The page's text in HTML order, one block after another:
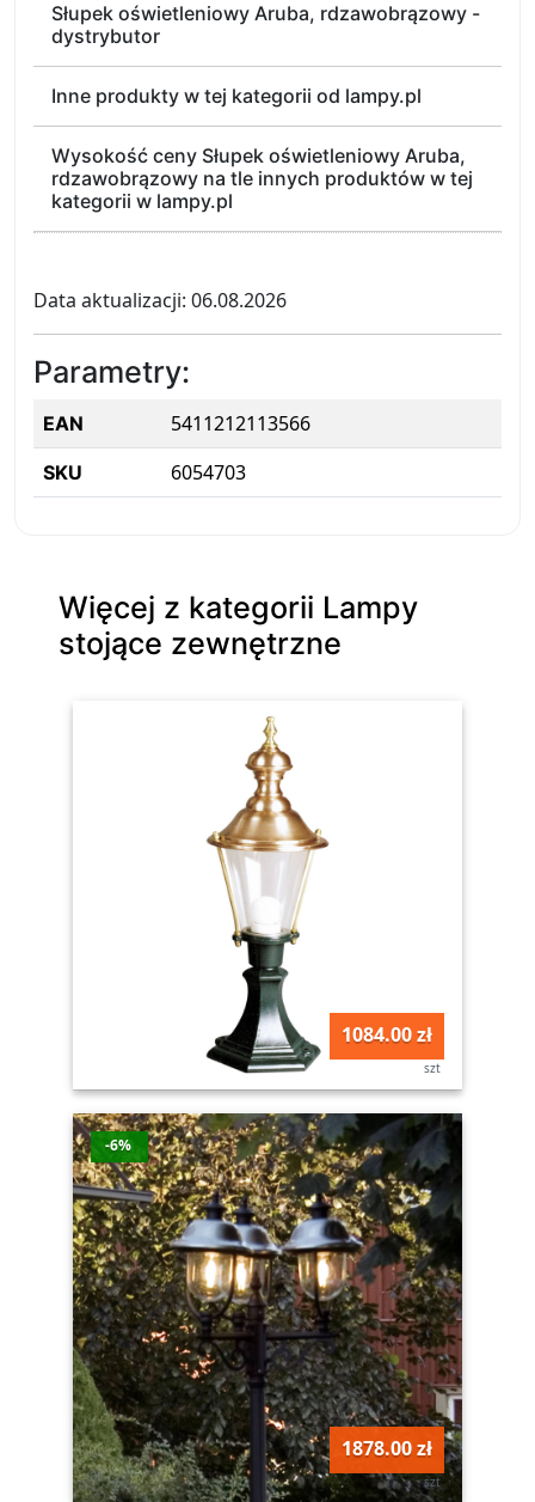
Słupek oświetleniowy Aruba, rdzawobrązowy -
dystrybutor
Inne produkty w tej kategorii od lampy.pl
Wysokość ceny Słupek oświetleniowy Aruba,
rdzawobrązowy na tle innych produktów w tej
kategorii w lampy.pl
Data aktualizacji: 06.08.2026
Parametry:
EAN 5411212113566
SKU 6054703
Więcej z kategorii Lampy
stojące zewnętrzne
1084.00 zł
szt
-6%
1878.00 zł
szt